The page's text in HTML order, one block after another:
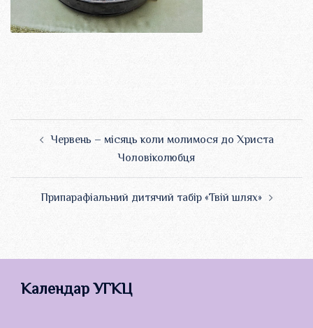
Червень – місяць коли молимося до Христа
Чоловіколюбця
Припарафіальний дитячий табір «Твій шлях»
Календар УГКЦ